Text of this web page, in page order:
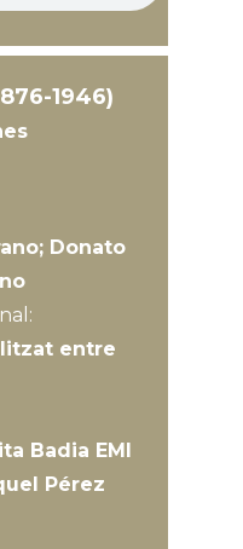
1946)
Donato
entre
Badia EMI
Pérez